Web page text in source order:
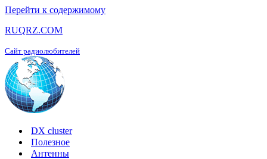
Перейти к содержимому
RUQRZ.COM
Сайт радиолюбителей
DX cluster
Полезное
Антенны